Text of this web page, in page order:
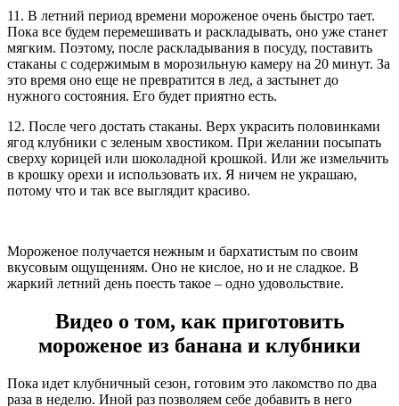
11. В летний период времени мороженое очень быстро тает.
Пока все будем перемешивать и раскладывать, оно уже станет
мягким. Поэтому, после раскладывания в посуду, поставить
стаканы с содержимым в морозильную камеру на 20 минут. За
это время оно еще не превратится в лед, а застынет до
нужного состояния. Его будет приятно есть.
12. После чего достать стаканы. Верх украсить половинками
ягод клубники с зеленым хвостиком. При желании посыпать
сверху корицей или шоколадной крошкой. Или же измельчить
в крошку орехи и использовать их. Я ничем не украшаю,
потому что и так все выглядит красиво.
Мороженое получается нежным и бархатистым по своим
вкусовым ощущениям. Оно не кислое, но и не сладкое. В
жаркий летний день поесть такое – одно удовольствие.
Видео о том, как приготовить
мороженое из банана и клубники
Пока идет клубничный сезон, готовим это лакомство по два
раза в неделю. Иной раз позволяем себе добавить в него